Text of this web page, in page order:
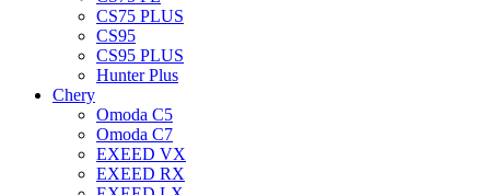
CS75 PLUS
CS95
CS95 PLUS
Hunter Plus
Chery
Omoda C5
Omoda C7
EXEED VX
EXEED RX